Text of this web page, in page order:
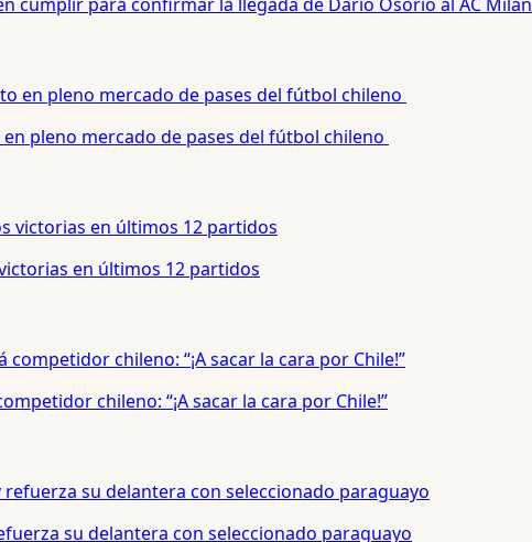
pleno mercado de pases del fútbol chileno
en últimos 12 partidos
chileno: “¡A sacar la cara por Chile!”
su delantera con seleccionado paraguayo